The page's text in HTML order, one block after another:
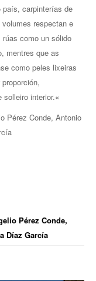
país, carpinterías de
respectan e
como un sólido
mentres que as
como peles lixeiras
solleiro interior.«
Pérez Conde, Antonio
Pérez Conde,
Díaz García